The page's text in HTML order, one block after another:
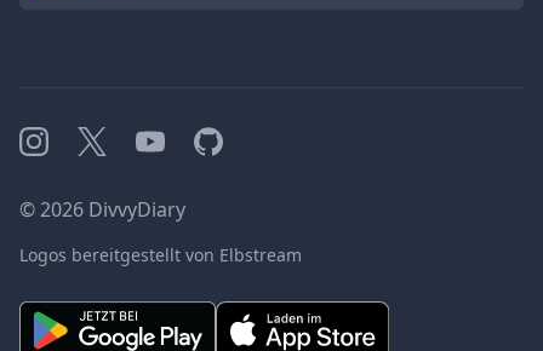
Instagram
X YouTubeGitHub
©2026 DivvyDiary
Logos bereitgestellt von Elbstream